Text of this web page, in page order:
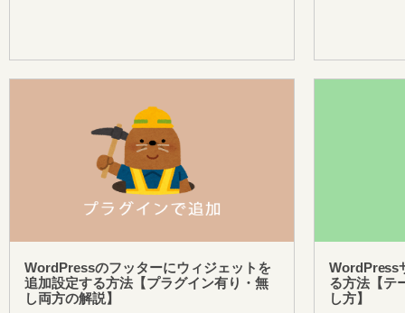
WordPressのフッターにウィジェットを
追加設定する方法【プラグイン有り・無
し両方の解説】
WordPress
る方法【テ
し方】